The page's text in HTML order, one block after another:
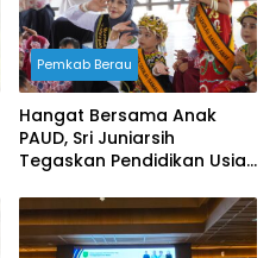
Pemkab Berau
Hangat Bersama Anak
PAUD, Sri Juniarsih
Tegaskan Pendidikan Usia
Berau